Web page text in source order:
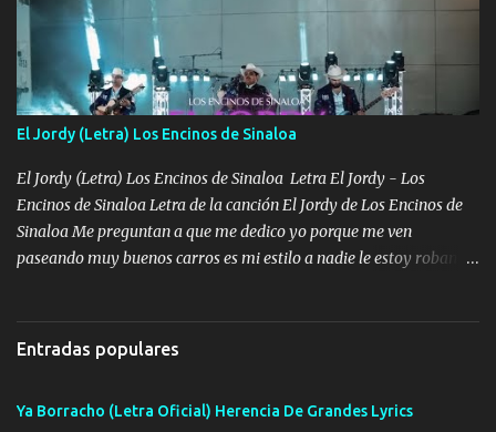
seguiré esperando hasta volvernos a vernos El recuerdo que yo
tengo de mi mente no se va, en mi corazón me llevo lo mismo que
tu papá, a veces me pongo triste porque no puedo mirarte, mas se
que tu me escuchas porque tu eres mi gran ángel, El desespero me
llega para reunirme contigo, tu iluminas mi sendero por siempre
serás mi niño, del amor que yo te tengo es co...
El Jordy (Letra) Los Encinos de Sinaloa
El Jordy (Letra) Los Encinos de Sinaloa Letra El Jordy - Los
Encinos de Sinaloa Letra de la canción El Jordy de Los Encinos de
Sinaloa Me preguntan a que me dedico yo porque me ven
paseando muy buenos carros es mi estilo a nadie le estoy robando
miraban trabajando la escuela dejé el dinero estaba escaso Mi
familia que nunca les falte nada es la gran razón que a diario me
mi esposa no se ra'ja Música Me rodearon y la puerta me
Entradas populares
Ya Borracho (Letra Oficial) Herencia De Grandes Lyrics